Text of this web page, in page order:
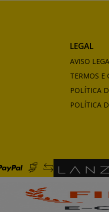
LEGAL
AVISO
TERMOS E
POLÍTICA
POLÍTICA